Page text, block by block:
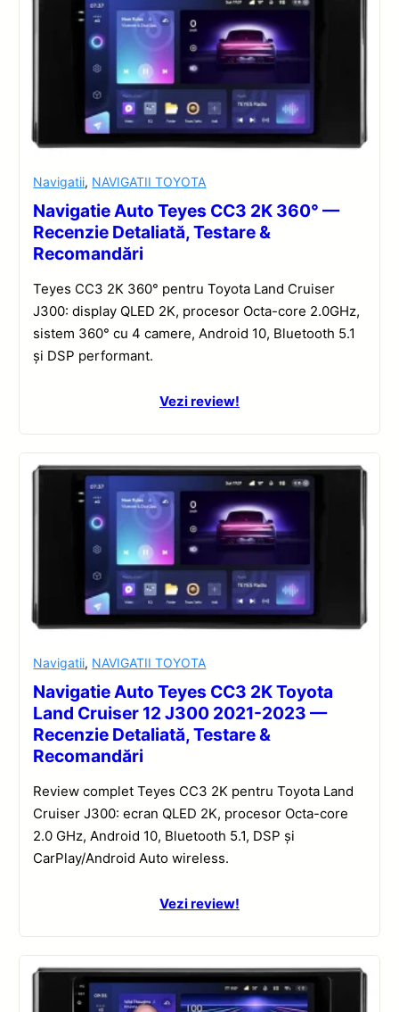
Navigatii, NAVIGATII TOYOTA
Navigatie Auto Teyes CC3 2K 360° —
Recenzie Detaliată, Testare &
Recomandări
Teyes CC3 2K 360° pentru Toyota Land Cruiser
J300: display QLED 2K, procesor Octa-core 2.0GHz,
sistem 360° cu 4 camere, Android 10, Bluetooth 5.1
și DSP performant.
Vezi review!
Navigatii, NAVIGATII TOYOTA
Navigatie Auto Teyes CC3 2K Toyota
Land Cruiser 12 J300 2021-2023 —
Recenzie Detaliată, Testare &
Recomandări
Review complet Teyes CC3 2K pentru Toyota Land
Cruiser J300: ecran QLED 2K, procesor Octa-core
2.0 GHz, Android 10, Bluetooth 5.1, DSP și
CarPlay/Android Auto wireless.
Vezi review!